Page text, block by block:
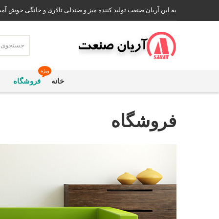
به این آریان صنعت تولید کننده میز و صندلی تالاری و خانگی خوش
خانه فروشگاه
ویژه
فروشگاه